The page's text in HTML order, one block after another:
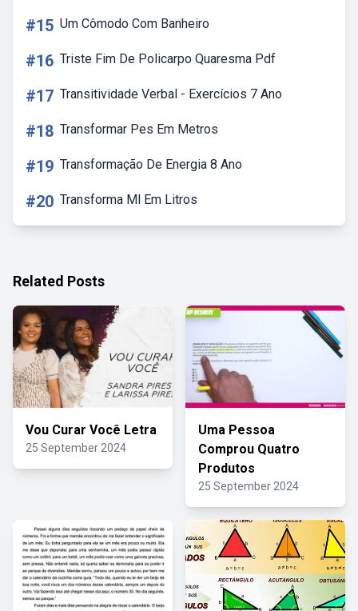
#15 Um Cômodo Com Banheiro
#16 Triste Fim De Policarpo Quaresma Pdf
#17 Transitividade Verbal - Exercícios 7 Ano
#18 Transformar Pes Em Metros
#19 Transformação De Energia 8 Ano
#20 Transforma Ml Em Litros
Related Posts
Vou Curar Você Letra
25 September 2024
Uma Pessoa
Comprou Quatro
Produtos
25 September 2024